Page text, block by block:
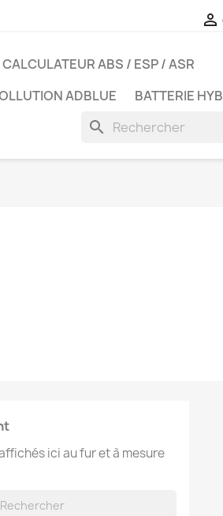

CALCULATEUR ABS / ESP / ASR
ADBLUE BATTERIE
search
ici au fur et à mesure